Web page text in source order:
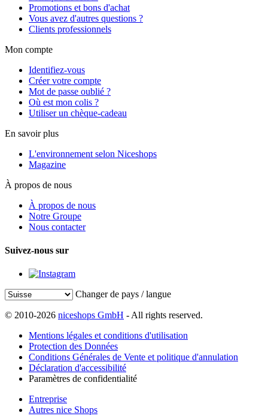
Promotions et bons d'achat
Vous avez d'autres questions ?
Clients professionnels
Mon compte
Identifiez-vous
Créer votre compte
Mot de passe oublié ?
Où est mon colis ?
Utiliser un chèque-cadeau
En savoir plus
L'environnement selon Niceshops
Magazine
À propos de nous
À propos de nous
Notre Groupe
Nous contacter
Suivez-nous sur
Changer de pays / langue
© 2010-2026 niceshops GmbH - All rights reserved.
Mentions légales et conditions d'utilisation
Protection des Données
Conditions Générales de Vente et politique d'annulation
Déclaration d'accessibilité
Paramètres de confidentialité
Entreprise
Autres nice Shops